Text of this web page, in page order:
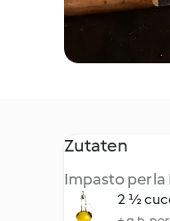
Zutaten
Impasto per
2 ½